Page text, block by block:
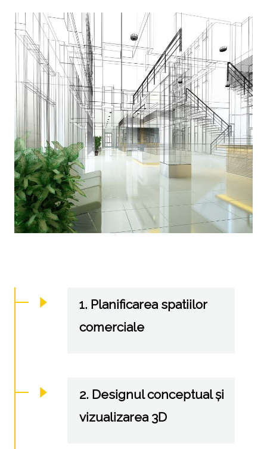
1. Planificarea spatiilor
comerciale
2. Designul conceptual și
vizualizarea 3D